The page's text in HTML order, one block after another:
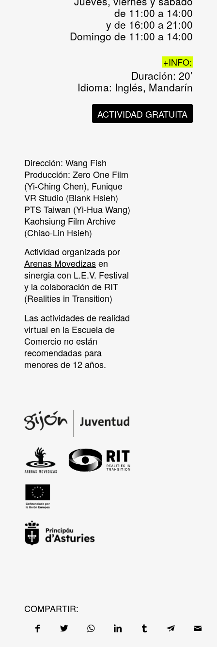
de 11:00 a 14:00
y de 16:00 a 21:00
Domingo de 11:00 a 14:00
+INFO:
Duración: 20’
Idioma: Inglés, Mandarín
ACTIVIDAD GRATUITA
Dirección: Wang Fish
Producción: Zero One Film
(Yi-Ching Chen), Funique
VR Studio (Blank Hsieh)
PTS Taiwan (Yi-Hua Wang)
Kaohsiung Film Archive
(Chiao-Lin Hsieh)
Actividad organizada por
Arenas Movedizasen
sinergia con L.E.V. Festival
y la colaboración de RIT
(Realities in Transition)
Las actividades de realidad
virtual en la Escuela de
Comercio no están
recomendadas para
menores de 12 años.
COMPARTIR: